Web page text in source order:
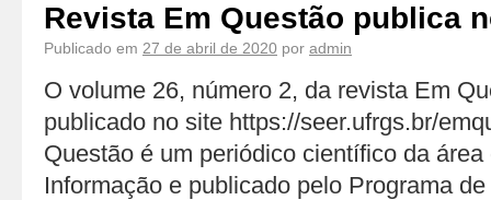
Revista Em Questão publica
Publicado em 27 de abril de 2020 por admin
O volume 26, número 2, da revista Em
publicado no site https://seer.ufrgs.br/
Questão é um periódico científico da
Informação e publicado pelo Programa